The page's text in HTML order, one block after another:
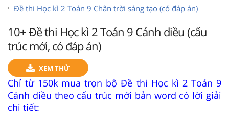
Đề thi Học kì 2 Toán 9 Chân trời sáng tạo (có đáp án)
10+ Đề thi Học kì 2 Toán 9 Cánh diều (cấu
trúc mới, có đáp án)
XEM THỬ
Chỉ từ 150k mua trọn bộ Đề thi Học kì 2 Toán 9
Cánh diều theo cấu trúc mới bản word có lời giải
chi tiết: